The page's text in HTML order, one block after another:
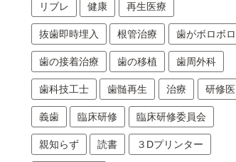
リブレ 健康 再生医療
抜歯即時埋入 根管治療 歯がボロボロ
歯の接着治療 歯の移植 歯周外科
歯科技工士 歯髄再生 治療 研修医
義歯 臨床研修 臨床研修委員会
親知らず 読書 ３Dプリンター